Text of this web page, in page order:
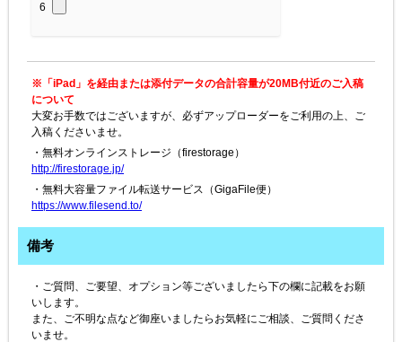
6
※「iPad」を経由または添付データの合計容量が20MB付近のご入稿
について
大変お手数ではございますが、必ずアップローダーをご利用の上、ご
入稿くださいませ。
・無料オンラインストレージ（firestorage）
http://firestorage.jp/
・無料大容量ファイル転送サービス（GigaFile便）
https://www.filesend.to/
備考
・ご質問、ご要望、オプション等ございましたら下の欄に記載をお願
いします。
また、ご不明な点など御座いましたらお気軽にご相談、ご質問くださ
いませ。